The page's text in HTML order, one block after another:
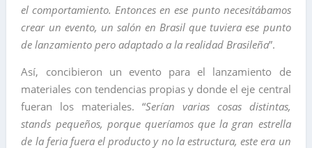
el comportamiento. Entonces en ese punto necesitábamos
crear un evento, un salón en Brasil que tuviera ese punto
de lanzamiento pero adaptado a la realidad Brasileña”.
Así, concibieron un evento para el lanzamiento de
materiales con tendencias propias y donde el eje central
fueran los materiales. “Serían varias cosas distintas,
stands pequeños, porque queríamos que la gran estrella
de la feria fuera el producto y no la estructura, este era un